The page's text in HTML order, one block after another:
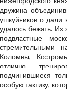
дружина
ушкуйников отдали
удалось бежать.
подвластные
стремительными
Коломны,
отлично
подчинившиеся
особую тактику,